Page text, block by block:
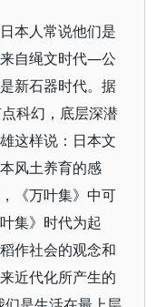
本人常说他们是
自绳文时代—公
新石器时代。据
科幻，底层深潜
这样说：日本文
风土养育的感
《万叶集》中可
集》时代为起
作社会的观念和
近代化所产生的